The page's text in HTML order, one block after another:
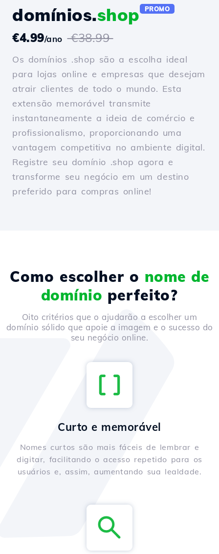
domínios.shop PROMO
€4.99/ano €38.99
Os domínios .shop são a escolha ideal
para lojas online e empresas que desejam
atrair clientes de todo o mundo. Esta
extensão memorável transmite
instantaneamente a ideia de comércio e
profissionalismo, proporcionando uma
vantagem competitiva no ambiente digital.
Registre seu domínio .shop agora e
transforme seu negócio em um destino
preferido para compras online!
Como escolher o nome de
domínio perfeito?
Oito critérios que o ajudarão a escolher um
domínio sólido que apoie a imagem e o sucesso do
seu negócio online.
Curto e memorável
Nomes curtos são mais fáceis de lembrar e
digitar, facilitando o acesso repetido para os
usuários e, assim, aumentando sua lealdade.